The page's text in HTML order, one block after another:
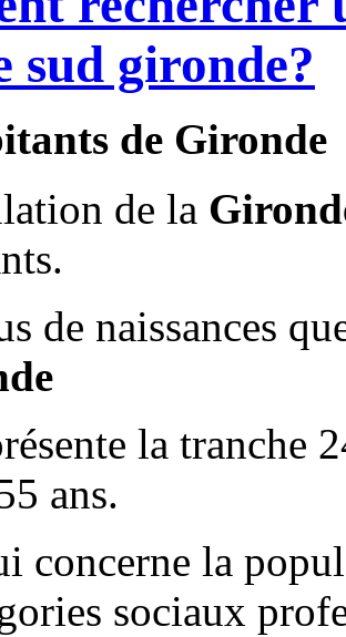
sud gironde?
de Gironde
de la
de naissances
la tranche
ans.
concerne la
sociaux